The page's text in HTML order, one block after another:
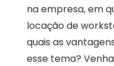
na empresa, em
locação de
quais as
esse tema?